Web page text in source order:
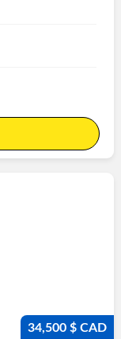
34,500 $ CAD